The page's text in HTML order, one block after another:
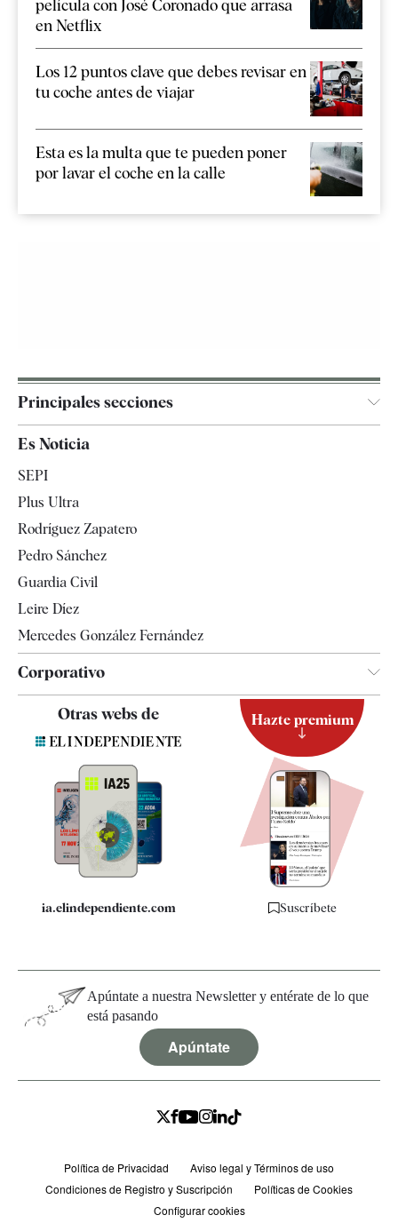
película con José Coronado que arrasa
en Netflix
Los 12 puntos clave que debes revisar en
tu coche antes de viajar
Esta es la multa que te pueden poner
por lavar el coche en la calle
Principales secciones
España
Televisión
Es Noticia
SEPI
Plus Ultra
Rodríguez Zapatero
Pedro Sánchez
Guardia Civil
Leire Díez
Mercedes González Fernández
Corporativo
Contacto
Quiénes somos
Especificaciones
Otras webs de
ia.elindependiente.com
Hazte premium
Suscríbete
Apúntate a nuestra Newsletter y entérate de lo que
está pasando
Apúntate
Política de Privacidad
Aviso legal y Términos de uso
Condiciones de Registro y Suscripción
Políticas de Cookies
Configurar cookies